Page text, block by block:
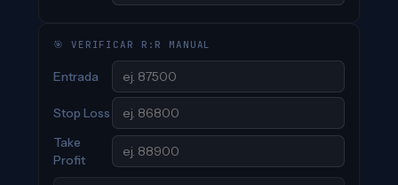
🎯 VERIFICAR R:R MANUAL
Entrada
Stop Loss
Take
Profit